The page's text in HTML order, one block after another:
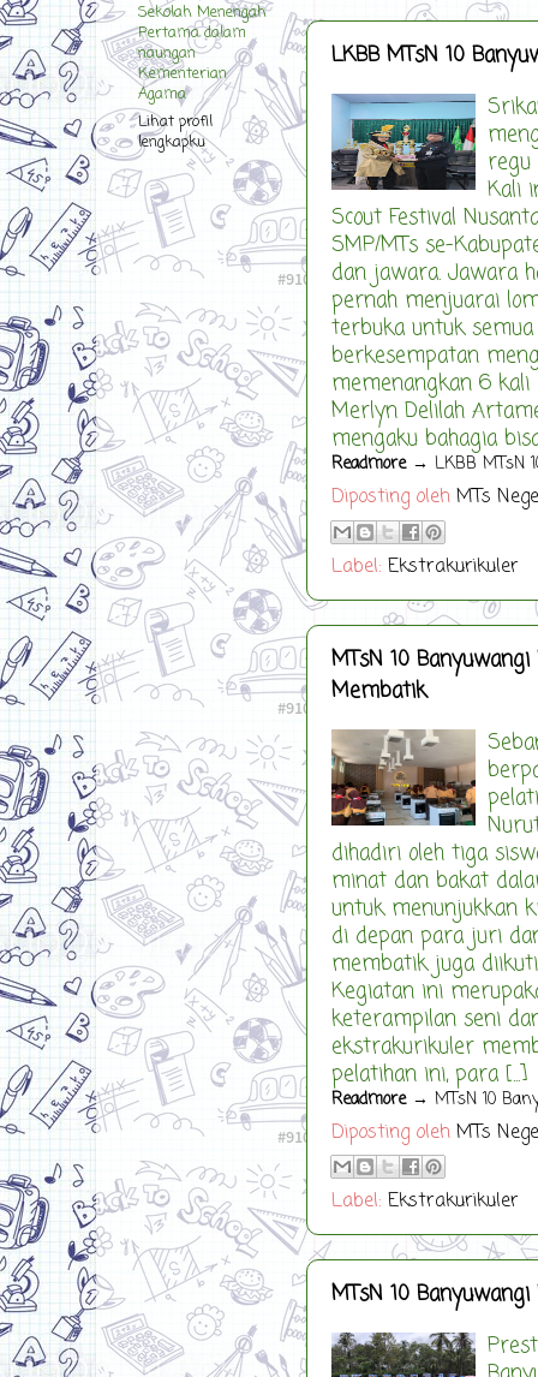
LKBB MTsN 10
regu
Kali
Scout Festival
SMP/MTs se-
dan jawara. Jawara
pernah menjuarai
terbuka untuk semua
berkesempatan
memenangkan 6 kali
Merlyn Delilah
mengaku bahagia
Readmore→ LKBB MTsN
Diposting oleh MTs
Label: Ekstrakurikuler
MTsN 10
Membatik
dihadiri oleh tiga
minat dan bakat
untuk menunjukkan
di depan para juri
membatik juga
Kegiatan ini
keterampilan seni
ekstrakurikuler
pelatihan ini, para [...]
Readmore→ MTsN 10
Diposting oleh MTs
Label: Ekstrakurikuler
MTsN 10
Sekolah Menengah
Pertama dalam
naungan
Kementerian
Agama
Lihat profil
lengkapku